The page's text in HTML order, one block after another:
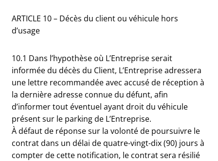
ARTICLE 10 – Décès du client ou véhicule hors
d’usage
10.1 Dans l’hypothèse où L’Entreprise serait
informée du décès du Client, L’Entreprise adressera
une lettre recommandée avec accusé de réception à
la dernière adresse connue du défunt, afin
d’informer tout éventuel ayant droit du véhicule
présent sur le parking de L’Entreprise.
À défaut de réponse sur la volonté de poursuivre le
contrat dans un délai de quatre-vingt-dix (90) jours à
compter de cette notification, le contrat sera résilié